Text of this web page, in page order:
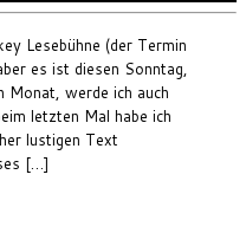
Lesebühne (der Termin
es ist diesen Sonntag,
Monat, werde ich auch
letzten Mal habe ich
lustigen Text
[…]